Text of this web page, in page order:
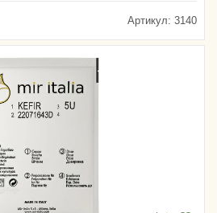
Артикул: 3140